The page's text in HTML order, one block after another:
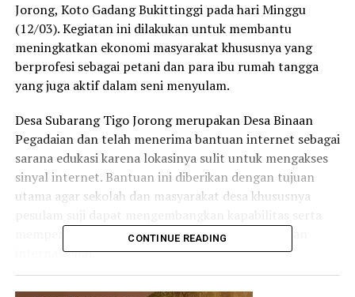
Jorong, Koto Gadang Bukittinggi pada hari Minggu
(12/03). Kegiatan ini dilakukan untuk membantu
meningkatkan ekonomi masyarakat khususnya yang
berprofesi sebagai petani dan para ibu rumah tangga
yang juga aktif dalam seni menyulam.
Desa Subarang Tigo Jorong merupakan Desa Binaan
Pegadaian dan telah menerima bantuan internet sebagai
sarana edukasi karena lokasinya sulit untuk mengakses
sinyal internet. Bantuan ini diberikan dengan tujuan
utama agar sekolah dan masyarakat desa khususnya
memperkenalkan sulam suji di kancah nasional dan
internasional.
Terobosan yang dilakukan Pegadaian dan para pesulam
CONTINUE READING